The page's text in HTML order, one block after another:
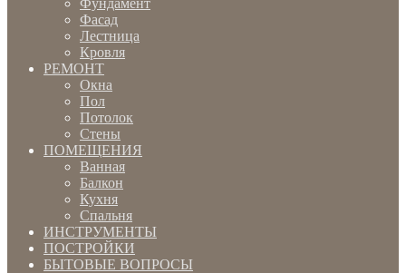
Фундамент
Фасад
Лестница
Кровля
РЕМОНТ
Окна
Пол
Потолок
Стены
ПОМЕЩЕНИЯ
Ванная
Балкон
Кухня
Спальня
ИНСТРУМЕНТЫ
ПОСТРОЙКИ
БЫТОВЫЕ ВОПРОСЫ